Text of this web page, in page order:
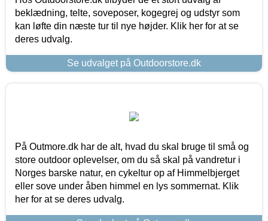
beklædning, telte, soveposer, kogegrej og udstyr som
kan løfte din næste tur til nye højder. Klik her for at se
deres udvalg.
Se udvalget på Outdoorstore.dk
På Outmore.dk har de alt, hvad du skal bruge til små og
store outdoor oplevelser, om du så skal på vandretur i
Norges barske natur, en cykeltur op af Himmelbjerget
eller sove under åben himmel en lys sommernat. Klik
her for at se deres udvalg.